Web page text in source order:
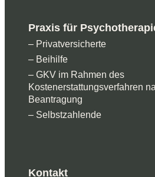
Praxis für
– Privatversicherte
– Beihilfe
– GKV im Rahmen des
Kostenerstattungsverfahren
Beantragung
– Selbstzahlende
Kontakt